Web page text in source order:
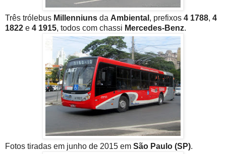
Três trólebus Millenniuns da Ambiental , prefixos 4 1788, 4
1822 e 4 1915, todos com chassi Mercedes-Benz.
Fotos tiradas em junho de 2015 em São Paulo (SP).